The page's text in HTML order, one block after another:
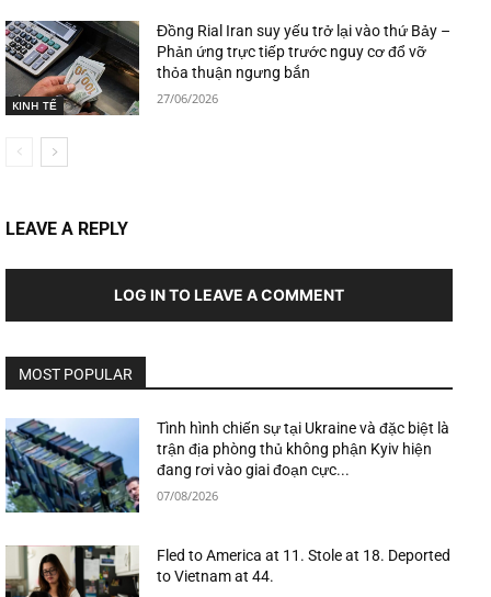
KINH TẾ
Đồng Rial Iran suy yếu trở lại vào thứ Bảy –
Phản ứng trực tiếp trước nguy cơ đổ vỡ
thỏa thuận ngưng bắn
27/06/2026
LEAVE A REPLY
LOG IN TO LEAVE A COMMENT
MOST POPULAR
Tình hình chiến sự tại Ukraine và đặc biệt là
trận địa phòng thủ không phận Kyiv hiện
đang rơi vào giai đoạn cực...
07/08/2026
Fled to America at 11. Stole at 18. Deported
to Vietnam at 44.